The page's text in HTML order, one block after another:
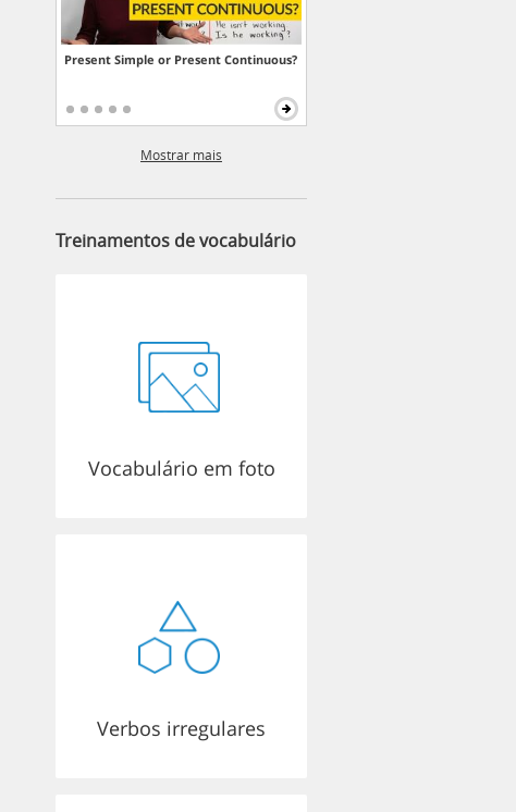
Present Simple or Present Continuous?
Mostrar mais
Treinamentos de vocabulário
Vocabulário em foto
Verbos irregulares